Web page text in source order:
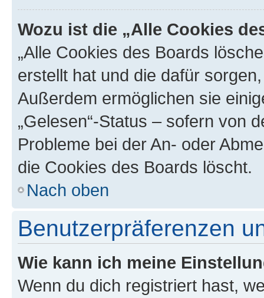
Wozu ist die „Alle Cookies
„Alle Cookies des Boards
erstellt hat und die dafür
Außerdem ermöglichen sie
„Gelesen“-Status – sofern von
Probleme bei der An- oder
die Cookies des Boards löscht.
Nach oben
Benutzerpräferenzen
Wie kann ich meine
Wenn du dich registriert hast,